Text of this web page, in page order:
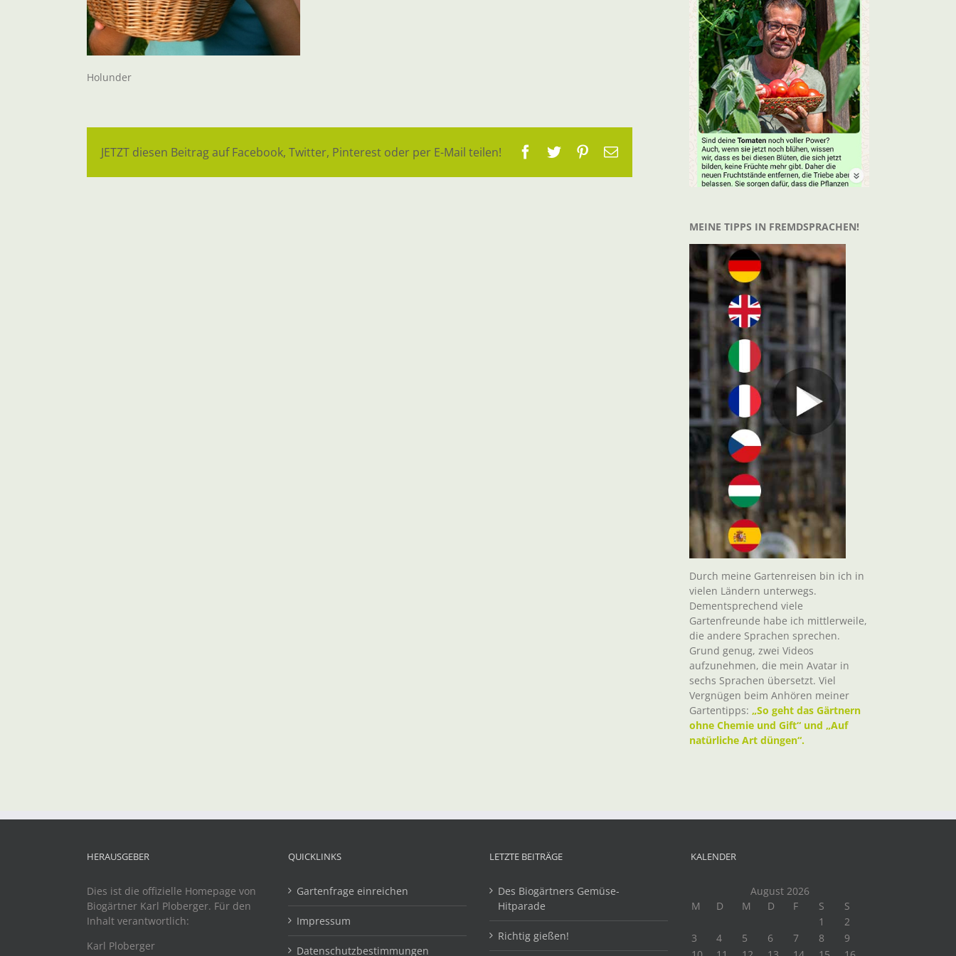
Holunder
JETZT diesen Beitrag auf Facebook, Twitter, Pinterest oder per E-Mail teilen! Facebook
TwitterPinterest
E-
MEINE TIPPS IN FREMDSPRACHEN!
Durch meine Gartenreisen bin ich in
vielen Ländern unterwegs.
Dementsprechend viele
Gartenfreunde habe ich mittlerweile,
die andere Sprachen sprechen.
Grund genug, zwei Videos
aufzunehmen, die mein Avatar in
sechs Sprachen übersetzt. Viel
Vergnügen beim Anhören meiner
Gartentipps: „So geht das Gärtnern
ohne Chemie und Gift“ und „Auf
natürliche Art düngen“.
HERAUSGEBER
Dies ist die offizielle Homepage von
Biogärtner Karl Ploberger. Für den
Inhalt verantwortlich:
Karl Ploberger
QUICKLINKS
Gartenfrage einreichen
Impressum
Datenschutzbestimmungen
LETZTE BEITRÄGE
Des Biogärtners Gemüse-
Hitparade
Richtig gießen!
KALENDER
August 2026
M
D M D F S
S
1
2
3
4 5 6 7 8
9